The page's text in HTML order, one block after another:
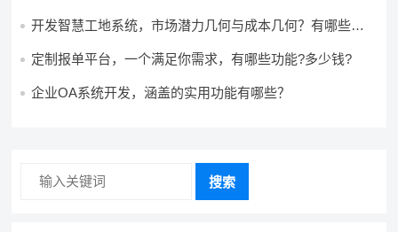
开发智慧工地系统，市场潜力几何与成本几何？有哪些前
定制报单平台，一个满足你需求，有哪些功能?多少钱?
企业OA系统开发，涵盖的实用功能有哪些？
搜索